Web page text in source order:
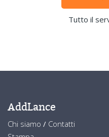
Tutto il
AddLance
Chi siamo / Contatti